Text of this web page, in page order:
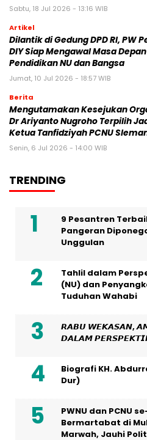
Sabtu, 18 Jul 2026 - 13:16 WIB
Artikel
Dilantik di Gedung DPD RI, PW
DIY Siap Mengawal Masa Depan
Pendidikan NU dan Bangsa
Jumat, 10 Jul 2026 - 18:57 WIB
Berita
Mengutamakan Kesejukan
Dr Ariyanto Nugroho Terpilih
Ketua Tanfidziyah PCNU
Senin, 6 Jul 2026 - 14:00 WIB
TRENDING
9 Pesantren
Pangeran
Unggulan
Tahlil dalam
(NU) dan
Tuduhan Wahabi
𝙍𝘼𝘽𝙐 𝙒𝙀𝙆𝘼𝙎𝘼𝙉,
𝘿𝘼𝙇𝘼𝙈
Biografi KH.
Dur)
PWNU dan PCNU
Bermartabat di
Marwah, Jauhi